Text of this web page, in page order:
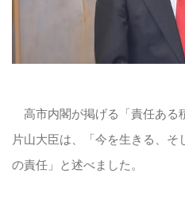
高市内閣が掲げる「責任ある
片山大臣は、「今を生きる、
の責任」と述べました。